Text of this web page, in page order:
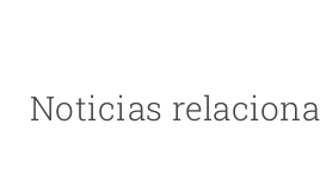
Noticias